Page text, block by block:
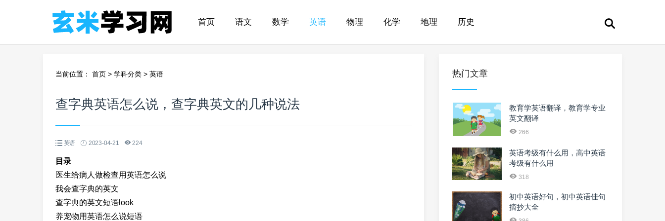
首页 语文 数学 英语 物理 化学 地理 历史
当前位置： 首页 > 学科分类 > 英语
查字典英语怎么说，查字典英文的几种说法
英语 2023-04-21 224
目录
医生给病人做检查用英语怎么说
我会查字典的英文
查字典的英文短语look
养宠物用英语怎么说短语
热门文章
教育学英语翻译，教育学专业
英文翻译
266
英语考级有什么用，高中英语
考级有什么用
318
初中英语好句，初中英语佳句
摘抄大全